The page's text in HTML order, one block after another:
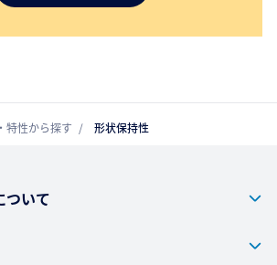
特性から探す 形状保持性
ついて